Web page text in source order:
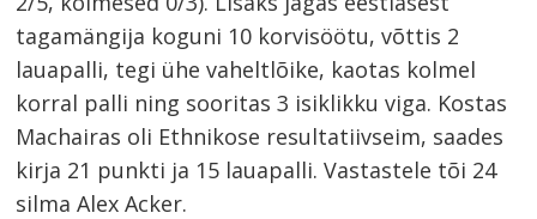
tagamängija koguni 10 korvisöötu, võttis 2
lauapalli, tegi ühe vaheltlõike, kaotas kolmel
korral palli ning sooritas 3 isiklikku viga. Kostas
Machairas oli Ethnikose resultatiivseim, saades
kirja 21 punkti ja 15 lauapalli. Vastastele tõi 24
silma Alex Acker.